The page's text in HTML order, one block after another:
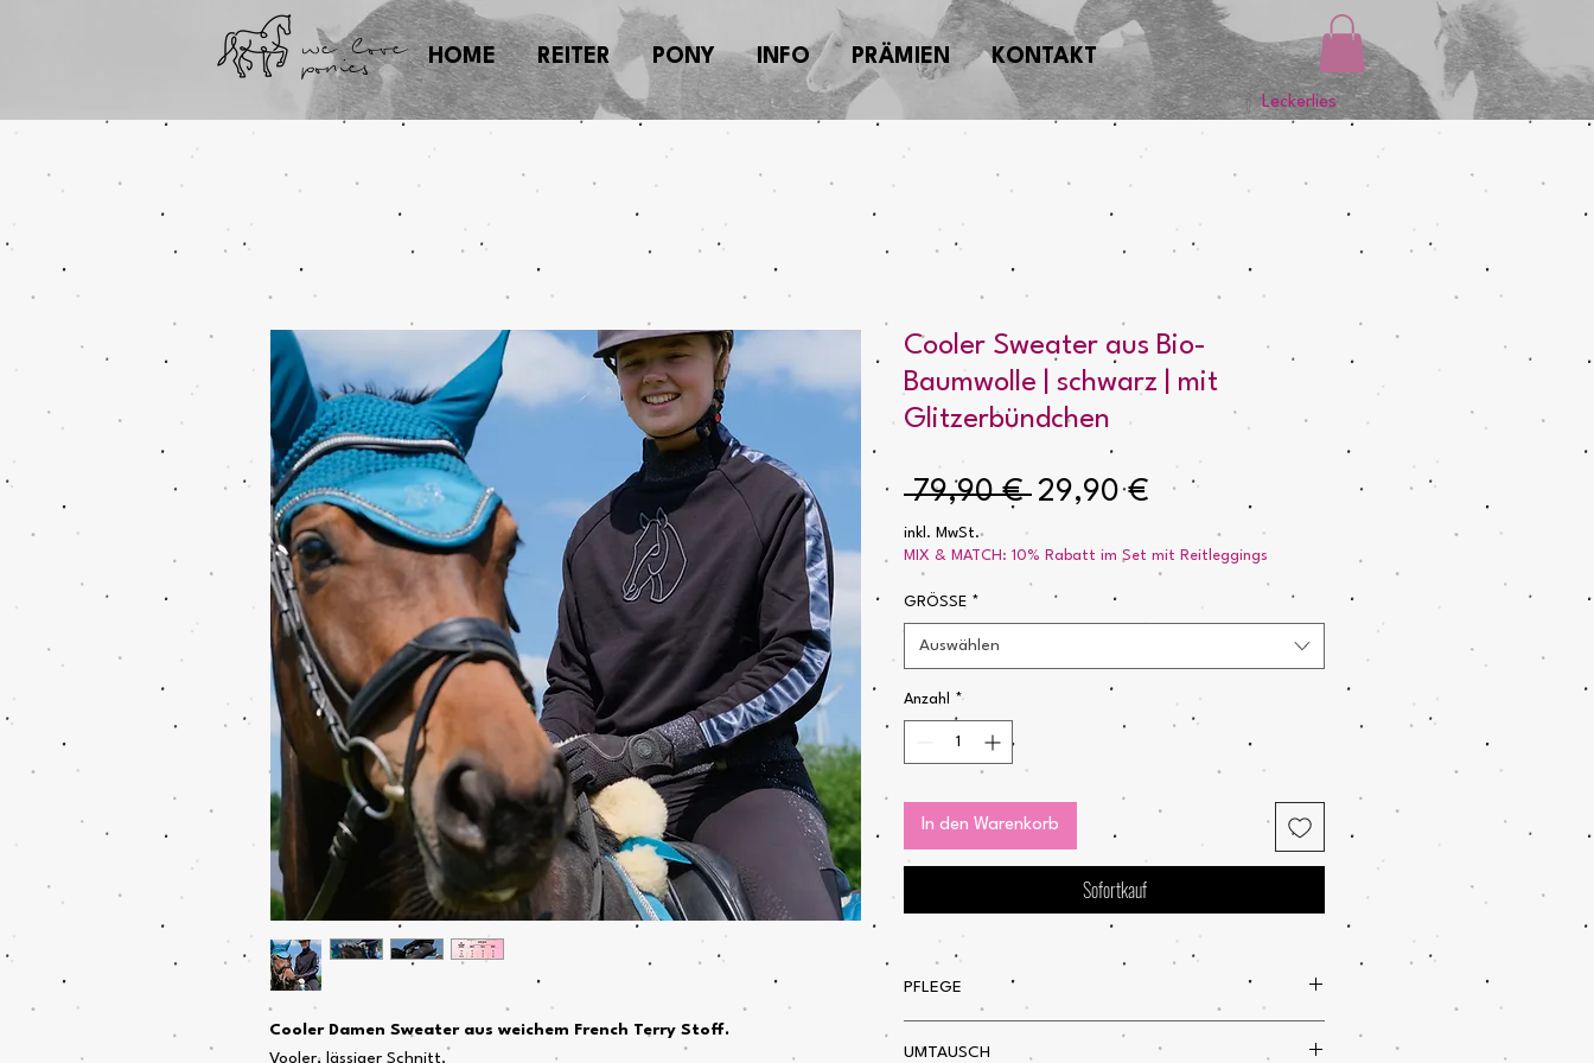
we love
ponies
Leckerlies
HOME REITER PONY INFO PRÄMIEN KONTAKT
Cooler Damen Sweater aus weichem French Terry Stoff.
Vooler, lässiger Schnitt.
Cooler Sweater aus Bio-
Baumwolle | schwarz | mit
Glitzerbündchen
79,90 € Standardpreis
29,90 € Sale-
inkl. MwSt.
MIX & MATCH: 10% Rabatt im Set mit Reitleggings
GRÖSSE *
Auswählen
Anzahl *
In den Warenkorb
Sofortkauf
PFLEGE
Bitte kein Weichspüler und kein Trockner und am Liebsten
UMTAUSCH